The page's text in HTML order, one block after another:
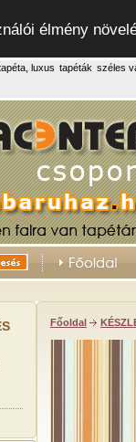
élmény
luxus tapéták széles
Főoldal